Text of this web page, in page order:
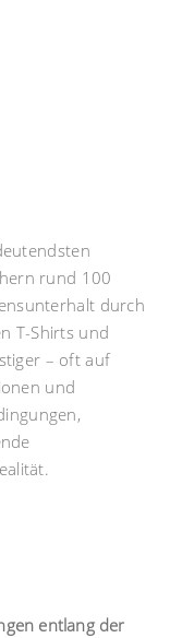
rund 100
durch
T-Shirts und
– oft auf
und
entlang der